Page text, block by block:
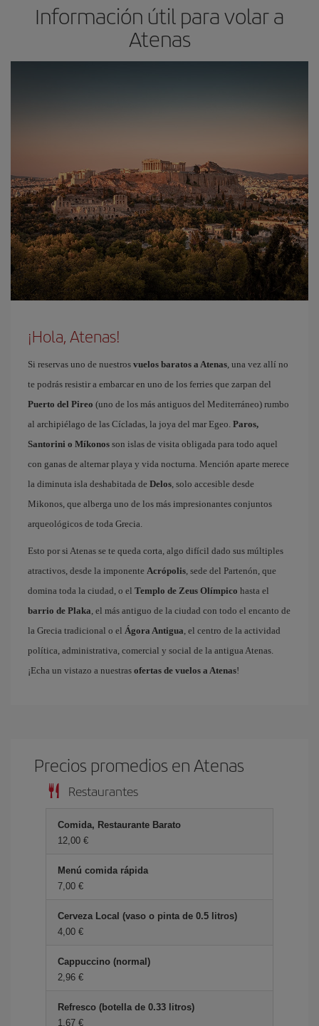
Información útil para volar a
Atenas
¡Hola, Atenas!
Si reservas uno de nuestros vuelos baratos a Atenas, una vez allí no
te podrás resistir a embarcar en uno de los ferries que zarpan del
Puerto del Pireo (uno de los más antiguos del Mediterráneo) rumbo
al archipiélago de las Cícladas, la joya del mar Egeo. Paros,
Santorini o Míkonos son islas de visita obligada para todo aquel
con ganas de alternar playa y vida nocturna. Mención aparte merece
la diminuta isla deshabitada de Delos, solo accesible desde
Mikonos, que alberga uno de los más impresionantes conjuntos
arqueológicos de toda Grecia.
Esto por si Atenas se te queda corta, algo difícil dado sus múltiples
atractivos, desde la imponente Acrópolis, sede del Partenón, que
domina toda la ciudad, o el Templo de Zeus Olímpico hasta el
barrio de Plaka, el más antiguo de la ciudad con todo el encanto de
la Grecia tradicional o el Ágora Antigua, el centro de la actividad
política, administrativa, comercial y social de la antigua Atenas.
¡Echa un vistazo a nuestras ofertas de vuelos a Atenas!
Precios promedios en Atenas
Restaurantes
Comida, Restaurante Barato
12,00 €
Menú comida rápida
7,00 €
Cerveza Local (vaso o pinta de 0.5 litros)
4,00 €
Cappuccino (normal)
2,96 €
Refresco (botella de 0.33 litros)
1,67 €